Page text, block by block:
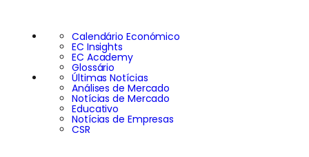
Calendário Económico
EC Insights
EC Academy
Glossário
Últimas Notícias
Análises de Mercado
Notícias de Mercado
Educativo
Notícias de Empresas
CSR